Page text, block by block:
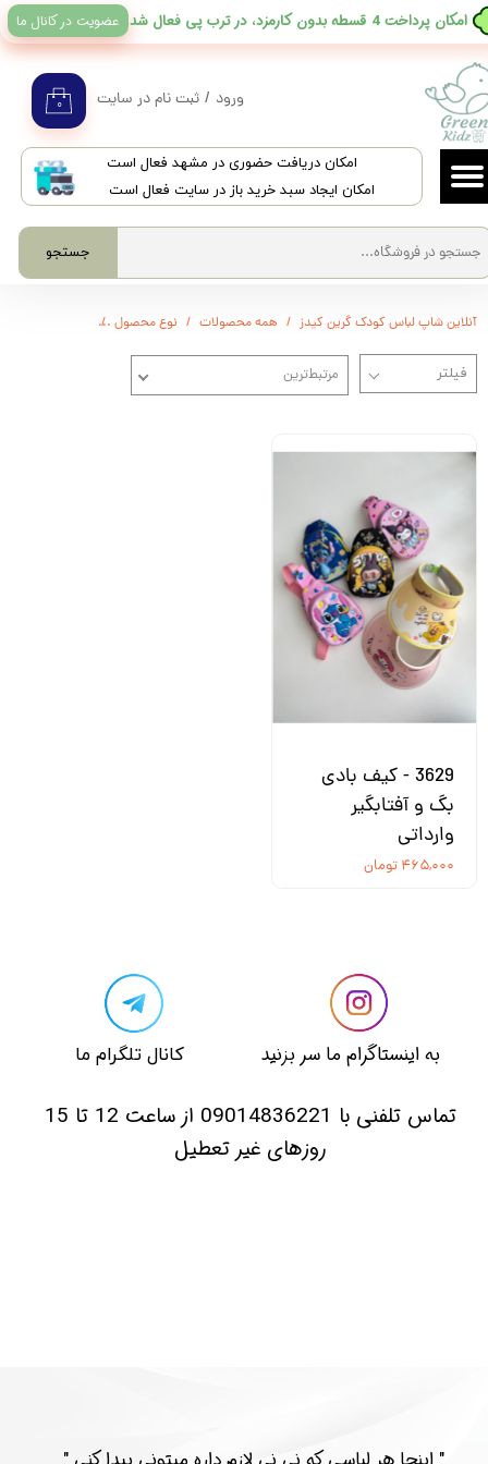
​امکان دریافت حضوری در مشهد فعال است
امکان ایجاد سبد خرید باز در سایت فعال است
جستجو
۰ ورود / ثبت نام در سایت
حساب کاربری من
تغییر گذر واژه
سفارشات
خروج از حساب کاربری
​امکان پرداخت 4 قسطه بدون کارمزد، در ترب پی فعال شد عضویت در کانال ما
آنلاین شاپ لباس کودک گرین کیدز همه محصولات نوع محصول
مرتبط‌ترین
3629 - کیف بادی
بگ و آفتابگیر
وارداتی
۴۶۵,۰۰۰ تومان
​​به اینستاگرام ما سر بزنید​​​​​​​
​تماس تلفنی با 09014836221 از ساعت 12 تا 15
روزهای غیر تعطیل
​کانال تلگرام ما